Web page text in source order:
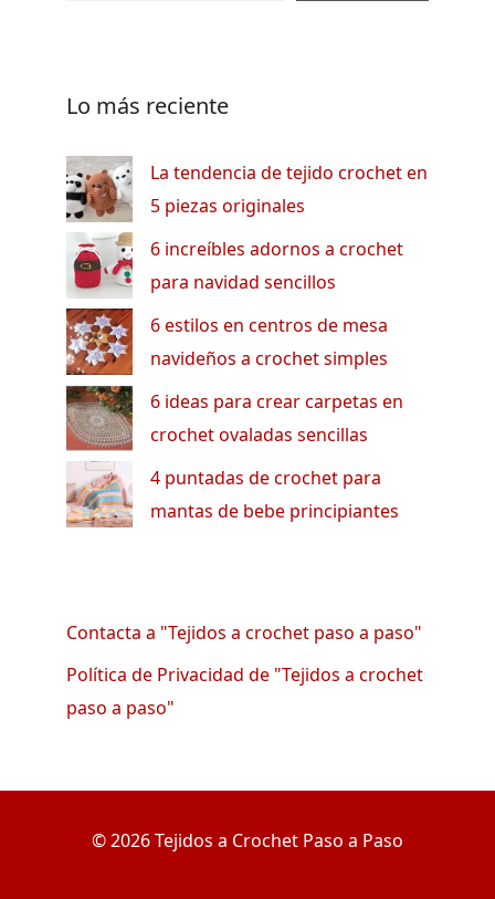
Lo más reciente
La tendencia de tejido crochet en
5 piezas originales
6 increíbles adornos a crochet
para navidad sencillos
6 estilos en centros de mesa
navideños a crochet simples
6 ideas para crear carpetas en
crochet ovaladas sencillas
4 puntadas de crochet para
mantas de bebe principiantes
Contacta a "Tejidos a crochet paso a paso"
Política de Privacidad de "Tejidos a crochet
paso a paso"
© 2026 Tejidos a Crochet Paso a Paso